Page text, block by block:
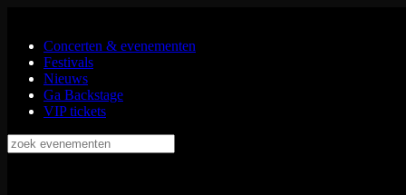
Concerten & evenementen
Festivals
Nieuws
Ga Backstage
VIP tickets
zoek evenementen